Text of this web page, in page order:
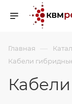
Главная —
Кабели